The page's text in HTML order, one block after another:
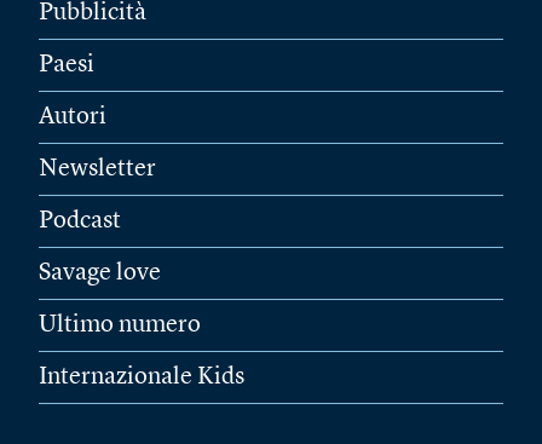
Pubblicità
Paesi
Autori
Newsletter
Podcast
Savage love
Ultimo numero
Internazionale Kids